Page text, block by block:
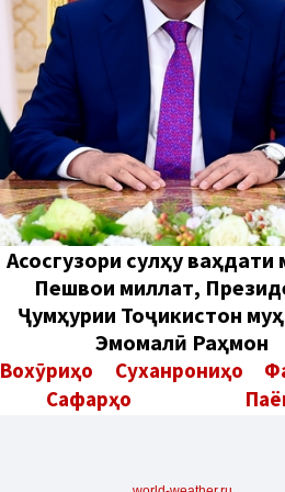
Aсосгузори сулҳу ваҳдати
Пешвои миллат,
Ҷумҳурии Тоҷикистон
Эмомалӣ Раҳмон
Вохӯриҳо Суханрониҳо
Сафарҳо